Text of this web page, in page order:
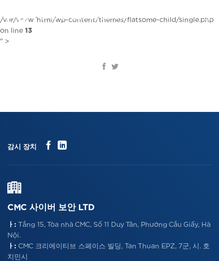
텐
로
KR
/var/www/html/wp-content/themes/flatsome-child/single.php
on line 13
" >
감시 장치
CMC 사이버 보안 LTD
ㅏ: Tầng 15, Tòa nhà CMC, Số 11 Duy Tân, Phường Cầu Giấy, Hà
Nội.
ㅏ: CMC 크리에이티브 스페이스 빌딩, Tan Thuan EPZ, 7군, 시. 호
치민시